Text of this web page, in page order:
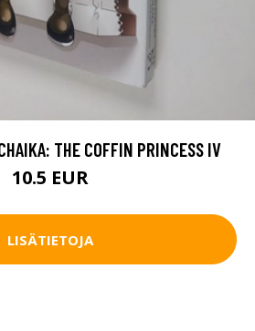
THE COFFIN PRINCESS IV
10.5 EUR
LISÄTIETOJA